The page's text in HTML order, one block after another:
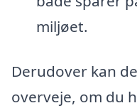
miljøet.
Derudover kan
overveje, om du